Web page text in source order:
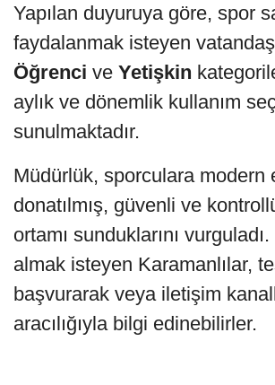
Yapılan duyuruya göre, spor
faydalanmak isteyen
Öğrenci ve Yetişkin
aylık ve dönemlik kullanım
sunulmaktadır.
Müdürlük, sporculara modern
donatılmış, güvenli ve
ortamı sunduklarını
almak isteyen Karamanlılar,
başvurarak veya iletişim
aracılığıyla bilgi edinebilirler.